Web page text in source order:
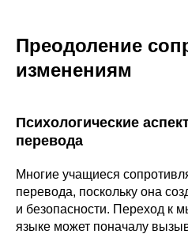
Преодоление
изменениям
Психологические
перевода
Многие учащиеся
перевода, поскольку она
и безопасности. Переход к
языке может поначалу